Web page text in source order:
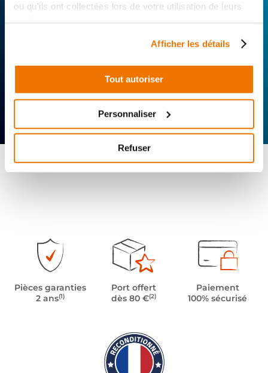
ou qu'ils ont collectées lors de votre utilisation de leurs
Afficher les détails
Tout autoriser
Personnaliser
Refuser
Réactivité
Pièces garanties
2 ans(1)
Port offert
dès 80 €(2)
Paiement
100% sécurisé